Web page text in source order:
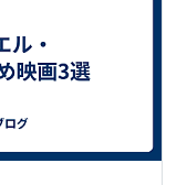
ゴン・タトゥー
・ミステリ文
利
川書房